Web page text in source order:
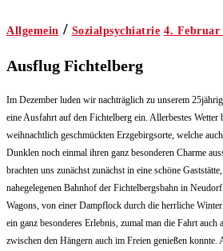
Allgemein / Sozialpsychiatrie 4. Februar
Ausflug Fichtelberg
Im Dezember luden wir nachträglich zu unserem
eine Ausfahrt auf den Fichtelberg ein. Allerbestes Wetter
weihnachtlich geschmückten Erzgebirgsorte, welche
Dunklen noch einmal ihren ganz besonderen Charme
brachten uns zunächst zunächst in eine schöne
nahegelegenen Bahnhof der Fichtelbergsbahn in
Wagons, von einer Dampflock durch die herrliche
ein ganz besonderes Erlebnis, zumal man die Fahrt
zwischen den Hängern auch im Freien genießen konnte.